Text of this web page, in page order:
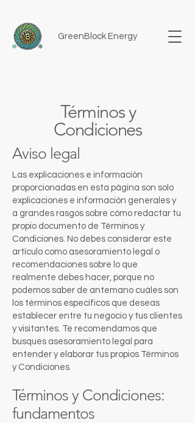
GreenBlock Energy
Términos y
Condiciones
Aviso legal
Las explicaciones e información
proporcionadas en esta página son solo
explicaciones e información generales y
a grandes rasgos sobre cómo redactar tu
propio documento de Términos y
Condiciones. No debes considerar este
artículo como asesoramiento legal o
recomendaciones sobre lo que
realmente debes hacer, porque no
podemos saber de antemano cuáles son
los términos específicos que deseas
establecer entre tu negocio y tus clientes
y visitantes. Te recomendamos que
busques asesoramiento legal para
entender y elaborar tus propios Términos
y Condiciones.
Términos y Condiciones:
fundamentos